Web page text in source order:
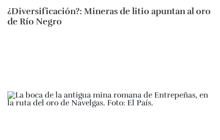
¿Diversificación?: Mineras de litio apuntan al oro
de Río Negro